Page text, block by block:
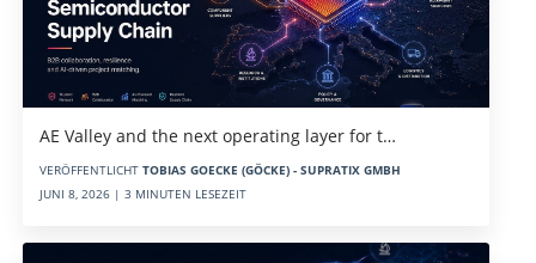
AE Valley and the next operating layer for t…
VERÖFFENTLICHT TOBIAS GOECKE (GÖCKE) - SUPRATIX GMBH
JUNI 8, 2026 | 3 MINUTEN LESEZEIT